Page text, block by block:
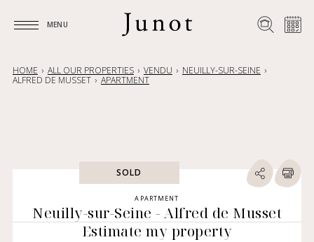
MENU
HOME ALL OUR PROPERTIES VENDU
NEUILLY-SUR-SEINE
ALFRED DE MUSSET
APARTMENT
SOLD
APARTMENT
Neuilly-sur-Seine - Alfred de Musset
Estimate my property